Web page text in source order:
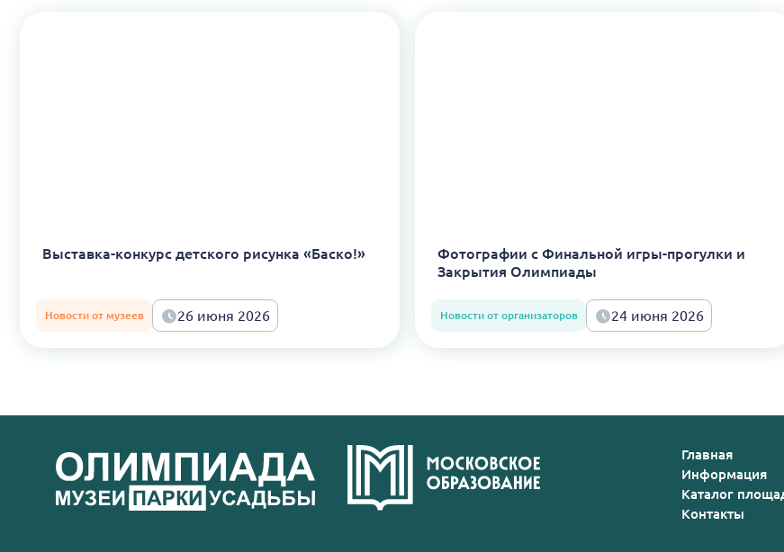
Выставка-конкурс детского рисунка «Баско!»
Новости от музеев 26 июня 2026
Фотографии с Финальной игры-прогулки и
Закрытия Олимпиады
Новости от организаторов 24 июня 2026
Главная
Информация
Каталог
Контакты